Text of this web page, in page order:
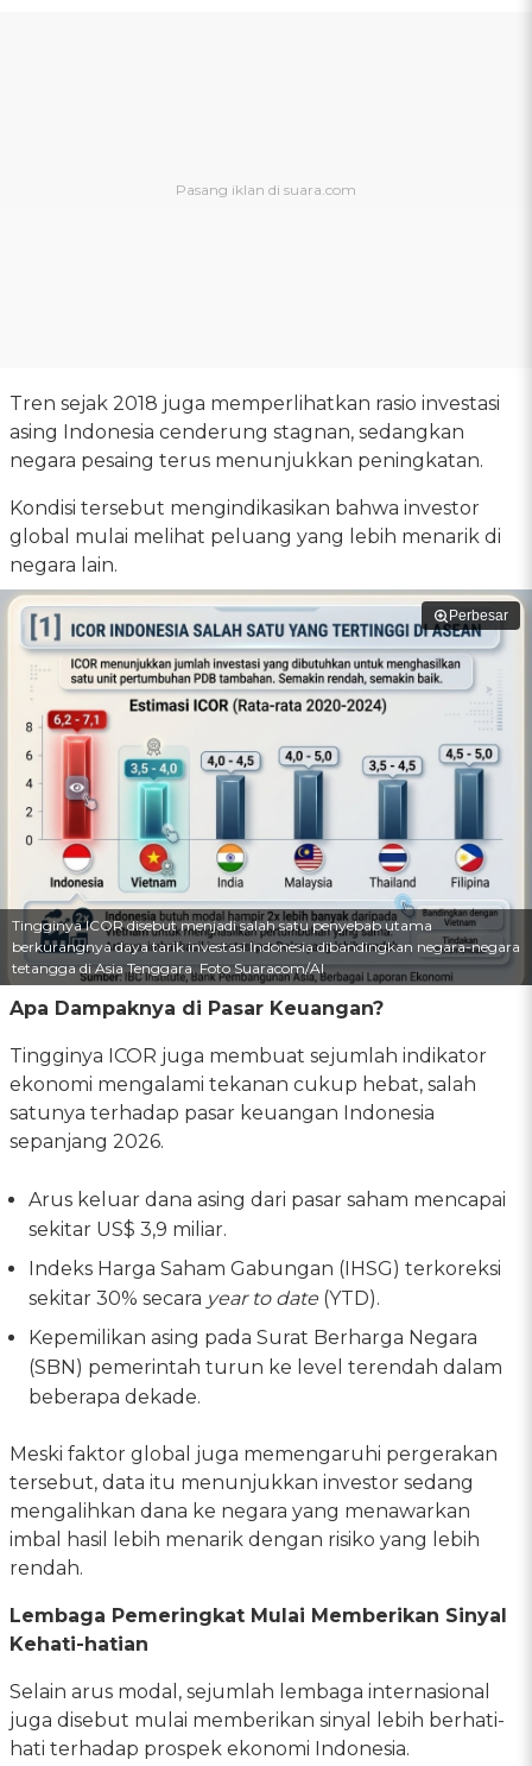
Tren sejak 2018 juga memperlihatkan rasio investasi
asing Indonesia cenderung stagnan, sedangkan
negara pesaing terus menunjukkan peningkatan.
Kondisi tersebut mengindikasikan bahwa investor
global mulai melihat peluang yang lebih menarik di
negara lain.
Perbesar
Tingginya ICOR disebut menjadi salah satu penyebab utama
berkurangnya daya tarik investasi Indonesia dibandingkan negara-negara
tetangga di Asia Tenggara. Foto Suaracom/AI
Apa Dampaknya di Pasar Keuangan?
Tingginya ICOR juga membuat sejumlah indikator
ekonomi mengalami tekanan cukup hebat, salah
satunya terhadap pasar keuangan Indonesia
sepanjang 2026.
Arus keluar dana asing dari pasar saham mencapai
sekitar US$ 3,9 miliar.
Indeks Harga Saham Gabungan (IHSG) terkoreksi
sekitar 30% secara year to date (YTD).
Kepemilikan asing pada Surat Berharga Negara
(SBN) pemerintah turun ke level terendah dalam
beberapa dekade.
Meski faktor global juga memengaruhi pergerakan
tersebut, data itu menunjukkan investor sedang
mengalihkan dana ke negara yang menawarkan
imbal hasil lebih menarik dengan risiko yang lebih
rendah.
Lembaga Pemeringkat Mulai Memberikan Sinyal
Kehati-hatian
Selain arus modal, sejumlah lembaga internasional
juga disebut mulai memberikan sinyal lebih berhati-
hati terhadap prospek ekonomi Indonesia.